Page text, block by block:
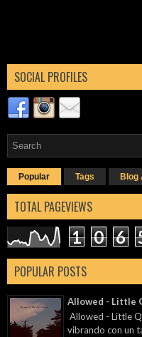
SOCIAL PROFILES
Popular Tags Blog
TOTAL PAGEVIEWS
1 0 6
POPULAR POSTS
Allowed - Little
Allowed - Little
vibrando con un